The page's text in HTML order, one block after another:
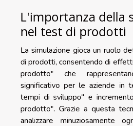
L'importanza della
nel test di prodotti
La simulazione gioca un ruolo
di prodotti, consentendo di
prodotto" che
significativo per le aziende in
tempi di sviluppo" e
prodotto". Grazie a questa
analizzare minuziosamente